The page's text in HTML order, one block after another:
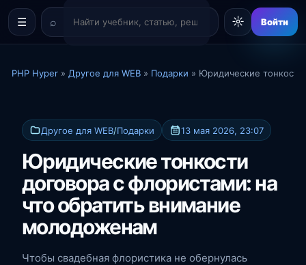
☰ ☼ Войти
PHP Hyper » Другое для WEB » Подарки » Юридические
Другое для WEB/Подарки 13 мая 2026, 23:07
Юридические тонкости
договора с флористами: на
что обратить внимание
молодоженам
Чтобы свадебная флористика не обернулась